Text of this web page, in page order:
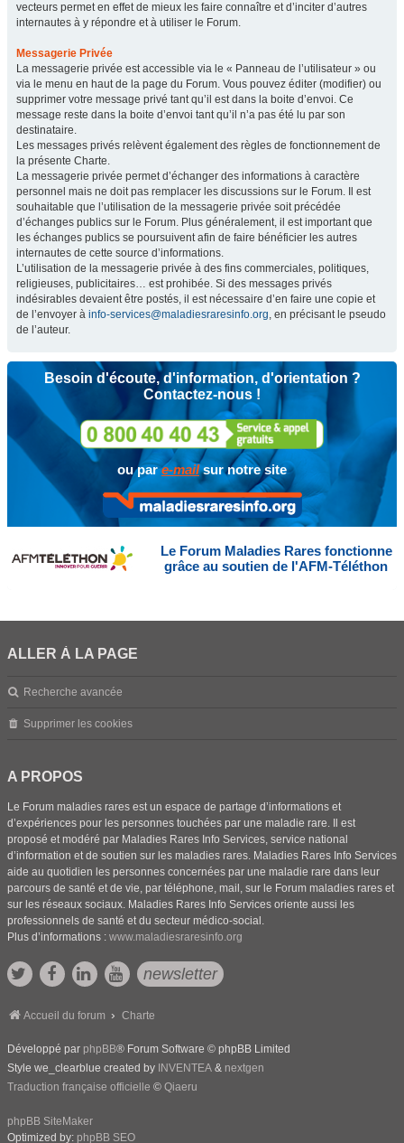
vecteurs permet en effet de mieux les faire connaître et d’inciter d’autres
internautes à y répondre et à utiliser le Forum.
Messagerie Privée
La messagerie privée est accessible via le « Panneau de l’utilisateur » ou
via le menu en haut de la page du Forum. Vous pouvez éditer (modifier) ou
supprimer votre message privé tant qu’il est dans la boite d’envoi. Ce
message reste dans la boite d’envoi tant qu’il n’a pas été lu par son
destinataire.
Les messages privés relèvent également des règles de fonctionnement de
la présente Charte.
La messagerie privée permet d’échanger des informations à caractère
personnel mais ne doit pas remplacer les discussions sur le Forum. Il est
souhaitable que l’utilisation de la messagerie privée soit précédée
d’échanges publics sur le Forum. Plus généralement, il est important que
les échanges publics se poursuivent afin de faire bénéficier les autres
internautes de cette source d’informations.
L’utilisation de la messagerie privée à des fins commerciales, politiques,
religieuses, publicitaires… est prohibée. Si des messages privés
indésirables devaient être postés, il est nécessaire d’en faire une copie et
de l’envoyer à info-services@maladiesraresinfo.org, en précisant le pseudo
de l’auteur.
Besoin d'écoute, d'information, d'orientation ?
Contactez-nous !
ou pare-mailsur notre site
Le Forum Maladies Rares fonctionne
grâce au soutien de l'AFM-Téléthon
ALLER À LA PAGE
Recherche avancée
Supprimer les cookies
A PROPOS
Le Forum maladies rares est un espace de partage d’informations et
d’expériences pour les personnes touchées par une maladie rare. Il est
proposé et modéré par Maladies Rares Info Services, service national
d’information et de soutien sur les maladies rares. Maladies Rares Info Services
aide au quotidien les personnes concernées par une maladie rare dans leur
parcours de santé et de vie, par téléphone, mail, sur le Forum maladies rares et
sur les réseaux sociaux. Maladies Rares Info Services oriente aussi les
professionnels de santé et du secteur médico-social.
Plus d’informations : www.maladiesraresinfo.org
newsletter
Accueil du forum Charte
Développé par phpBB® Forum Software © phpBB Limited
Style we_clearblue created by INVENTEA & nextgen
Traduction française officielle © Qiaeru
phpBB SiteMaker
Optimized by: phpBB SEO